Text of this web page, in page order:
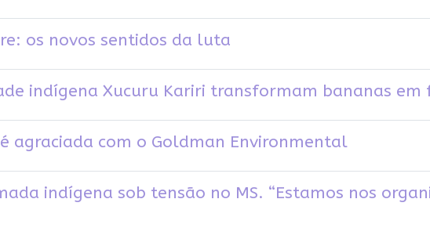
os novos sentidos da luta
indígena Xucuru Kariri transformam bananas em
agraciada com o Goldman Environmental
indígena sob tensão no MS. “Estamos nos